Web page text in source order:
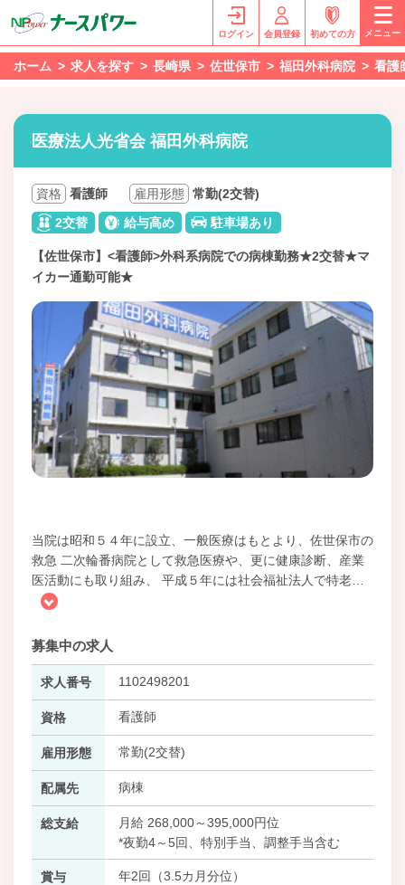
ログイン 会員登録 初めての方 メニュー
ホーム 求人を探す 長崎県 佐世保市 福田外科病院 看護
医療法人光省会 福田外科病院
資格 看護師 雇用形態 常勤(2交替)
2交替
給与高め 駐車場あり
【佐世保市】<看護師>外科系病院での病棟勤務★2交替★マ
イカー通勤可能★
当院は昭和５４年に設立、一般医療はもとより、佐世保市の
救急 二次輪番病院として救急医療や、更に健康診断、産業
医活動にも取り組み、 平成５年には社会福祉法人で特老
募集中の求人
求人番号 1102498201
資格 看護師
雇用形態 常勤(2交替)
配属先 病棟
総支給
月給 268,000～395,000円位
*夜勤4～5回、特別手当、調整手当含む
賞与 年2回（3.5カ月分位）